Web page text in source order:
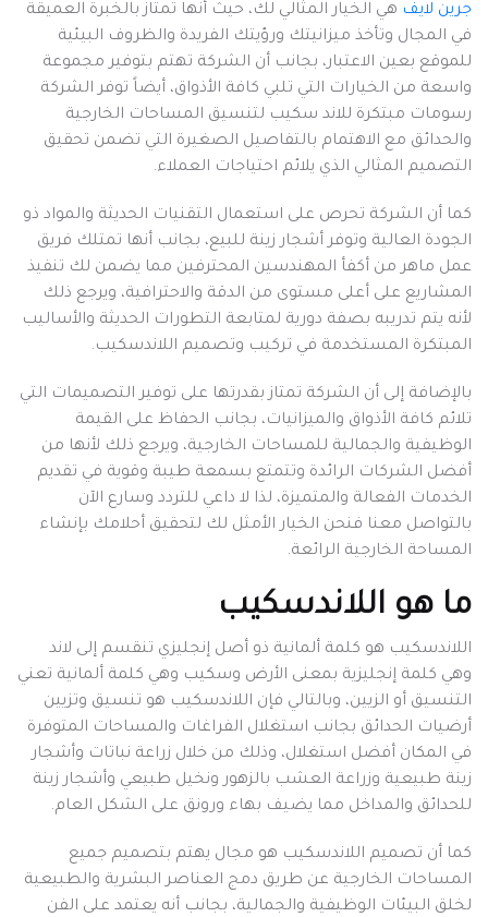
جرين لايف هي الخيار المثالي لك، حيث أنها تمتاز بالخبرة العميقة
في المجال وتأخذ ميزانيتك ورؤيتك الفريدة والظروف البيئية
للموقع بعين الاعتبار، بجانب أن الشركة تهتم بتوفير مجموعة
واسعة من الخيارات التي تلبي كافة الأذواق، أيضاً توفر الشركة
رسومات مبتكرة للاند سكيب لتنسيق المساحات الخارجية
والحدائق مع الاهتمام بالتفاصيل الصغيرة التي تضمن تحقيق
التصميم المثالي الذي يلائم احتياجات العملاء.
كما أن الشركة تحرص على استعمال التقنيات الحديثة والمواد ذو
الجودة العالية وتوفر أشجار زينة للبيع، بجانب أنها تمتلك فريق
عمل ماهر من أكفأ المهندسين المحترفين مما يضمن لك تنفيذ
المشاريع على أعلى مستوى من الدقة والاحترافية، ويرجع ذلك
لأنه يتم تدريبه بصفة دورية لمتابعة التطورات الحديثة والأساليب
المبتكرة المستخدمة في تركيب وتصميم اللاندسكيب.
بالإضافة إلى أن الشركة تمتاز بقدرتها على توفير التصميمات التي
تلائم كافة الأذواق والميزانيات، بجانب الحفاظ على القيمة
الوظيفية والجمالية للمساحات الخارجية، ويرجع ذلك لأنها من
أفضل الشركات الرائدة وتتمتع بسمعة طيبة وقوية في تقديم
الخدمات الفعالة والمتميزة، لذا لا داعي للتردد وسارع الآن
بالتواصل معنا فنحن الخيار الأمثل لك لتحقيق أحلامك بإنشاء
المساحة الخارجية الرائعة.
ما هو اللاندسكيب
اللاندسكيب هو كلمة ألمانية ذو أصل إنجليزي تنقسم إلى لاند
وهي كلمة إنجليزية بمعنى الأرض وسكيب وهي كلمة ألمانية تعني
التنسيق أو الزيين، وبالتالي فإن اللاندسكيب هو تنسيق وتزيين
أرضيات الحدائق بجانب استغلال الفراغات والمساحات المتوفرة
في المكان أفضل استغلال، وذلك من خلال زراعة نباتات وأشجار
زينة طبيعية وزراعة العشب بالزهور ونخيل طبيعي وأشجار زينة
للحدائق والمداخل مما يضيف بهاء ورونق على الشكل العام.
كما أن تصميم اللاندسكيب هو مجال يهتم بتصميم جميع
المساحات الخارجية عن طريق دمج العناصر البشرية والطبيعية
لخلق البيئات الوظيفية والجمالية، بجانب أنه يعتمد على الفن